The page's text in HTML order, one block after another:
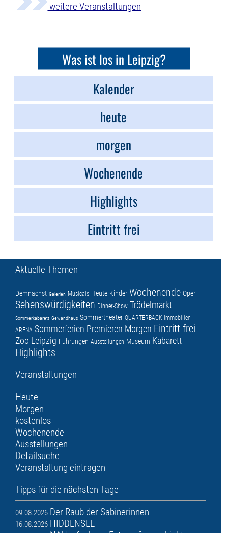
weitere Veranstaltungen
Was ist los in Leipzig?
Kalender
heute
morgen
Wochenende
Highlights
Eintritt frei
Aktuelle Themen
Demnächst Galerien Musicals Heute Kinder Wochenende Oper
Sehenswürdigkeiten Dinner-Show Trödelmarkt
Sommerkabarett Gewandhaus Sommertheater QUARTERBACK Immobilien
ARENA Sommerferien Premieren Morgen Eintritt frei
Zoo Leipzig Führungen Ausstellungen Museum Kabarett
Highlights
Veranstaltungen
Heute
Morgen
kostenlos
Wochenende
Ausstellungen
Detailsuche
Veranstaltung eintragen
Tipps für die nächsten Tage
09.08.2026 Der Raub der Sabinerinnen
16.08.2026 HIDDENSEE